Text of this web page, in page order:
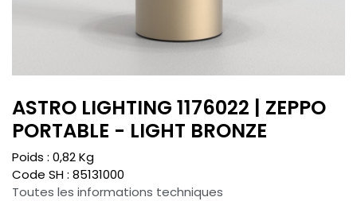
ASTRO LIGHTING 1176022 | ZEPPO
PORTABLE - LIGHT BRONZE
Poids : 0,82Kg
Code SH : 85131000
Toutes les informations techniques